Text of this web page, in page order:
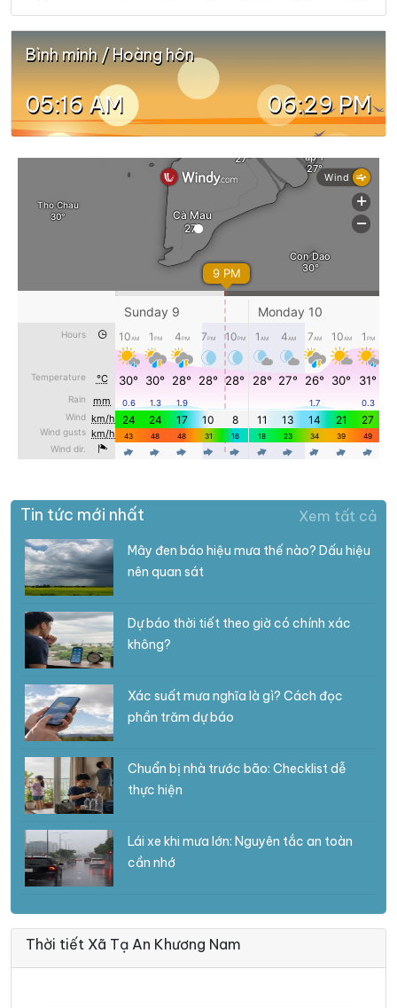
Bình minh / Hoàng hôn
05:16 AM 06:29 PM
Tin tức mới nhất Xem tất cả
Mây đen báo hiệu mưa thế nào? Dấu hiệu
nên quan sát
Dự báo thời tiết theo giờ có chính xác
không?
Xác suất mưa nghĩa là gì? Cách đọc
phần trăm dự báo
Chuẩn bị nhà trước bão: Checklist dễ
thực hiện
Lái xe khi mưa lớn: Nguyên tắc an toàn
cần nhớ
Thời tiết Xã Tạ An Khương Nam